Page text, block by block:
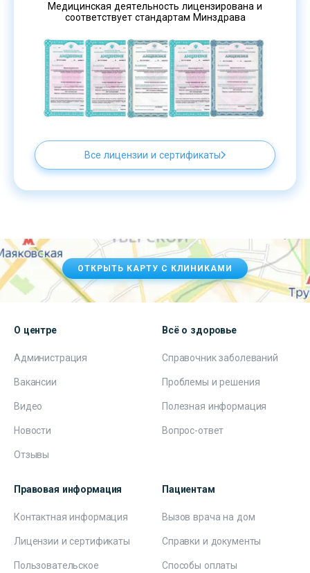
Медицинская деятельность лицензирована и
соответствует стандартам Минздрава
Все лицензии и сертификаты
ОТКРЫТЬ КАРТУ С КЛИНИКАМИ
О центре
Администрация
Вакансии
Видео
Новости
Отзывы
Всё о здоровье
Справочник заболеваний
Проблемы и решения
Полезная информация
Вопрос-ответ
Правовая информация
Контактная информация
Лицензии и сертификаты
Пользовательское
Пациентам
Вызов врача на дом
Справки и документы
Способы оплаты